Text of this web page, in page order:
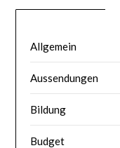
Allgemein
Aussendungen
Bildung
Budget